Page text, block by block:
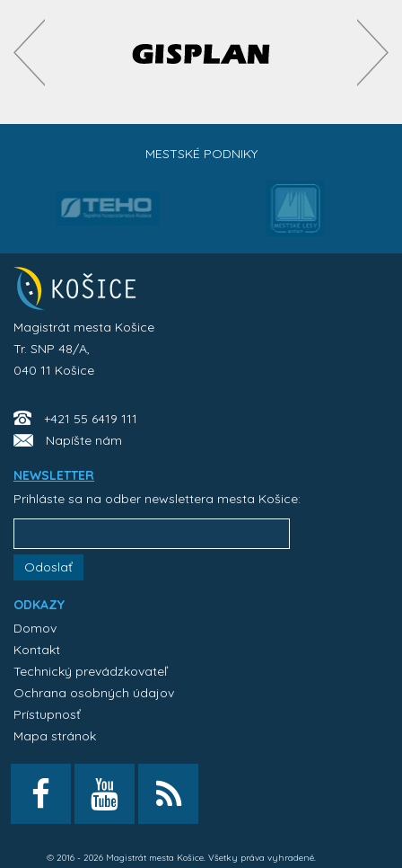
MESTSKÉ PODNIKY
Magistrát mesta Košice
Tr. SNP 48/A,
040 11 Košice
+421 55 6419 111
Napíšte nám
NEWSLETTER
Prihláste sa na odber newslettera mesta Košice:
Odoslať
ODKAZY
Domov
Kontakt
Technický prevádzkovateľ
Ochrana osobných údajov
Prístupnosť
Mapa stránok
© 2016 - 2026 Magistrát mesta Košice. Všetky práva vyhradené.